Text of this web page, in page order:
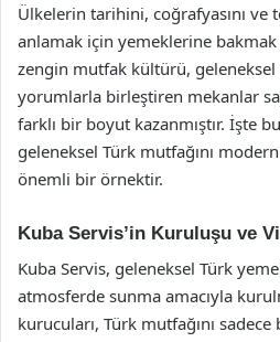
Ülkelerin tarihini, coğrafyasını ve
anlamak için yemeklerine bakmak
zengin mutfak kültürü,
yorumlarla birleştiren mekanlar
farklı bir boyut kazanmıştır. İşte
geleneksel Türk mutfağını modern
önemli bir örnektir.
Kuba Servis’in Kuruluşu ve
Kuba Servis, geleneksel Türk
atmosferde sunma amacıyla
kurucuları, Türk mutfağını